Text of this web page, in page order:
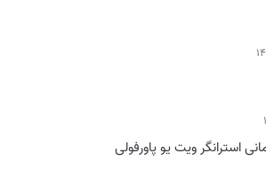
استرانگر ویت یو پاورفولی